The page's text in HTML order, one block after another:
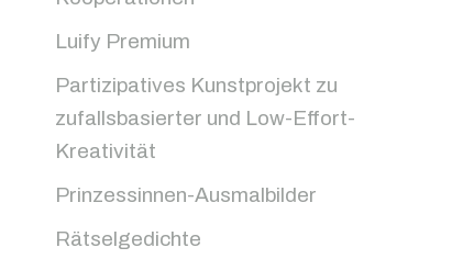
Luify Premium
Partizipatives Kunstprojekt zu
zufallsbasierter und Low-Effort-
Kreativität
Prinzessinnen-Ausmalbilder
Rätselgedichte